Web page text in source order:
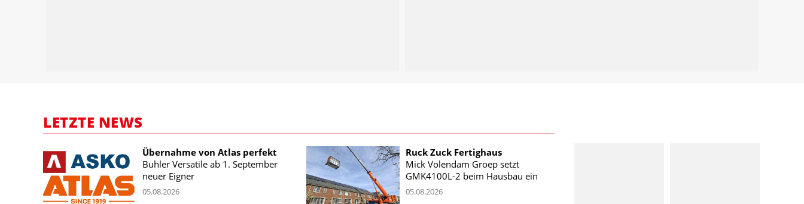
LETZTE NEWS
Übernahme von Atlas perfekt
Buhler Versatile ab 1. September
neuer Eigner
05.08.2026
Ruck Zuck Fertighaus
Mick Volendam Groep setzt
GMK4100L-2 beim Hausbau ein
05.08.2026